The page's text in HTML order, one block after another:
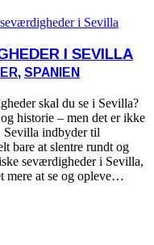
I SEVILLA
, SPANIEN
skal du se i Sevilla?
historie – men det er ikke
Sevilla indbyder til
bare at slentre rundt og
seværdigheder i Sevilla,
mere at se og opleve…